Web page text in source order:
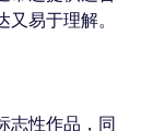
易于理解。
志性作品，同